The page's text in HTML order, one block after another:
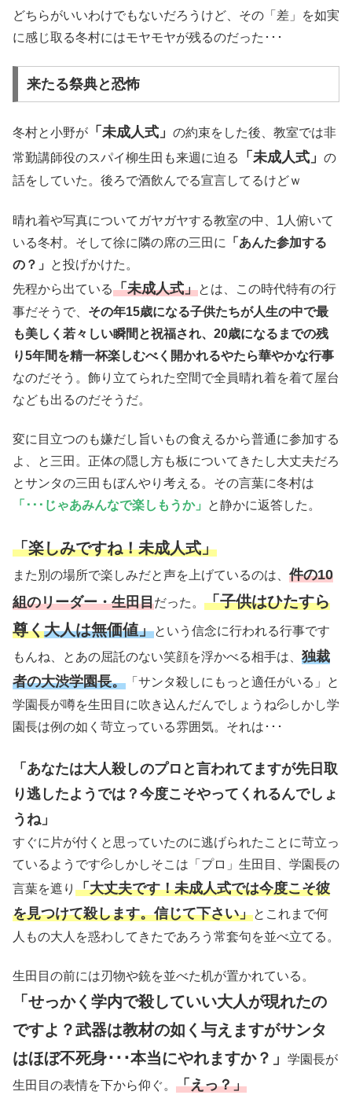
どちらがいいわけでもないだろうけど、その「差」を如実
に感じ取る冬村にはモヤモヤが残るのだった･･･
来たる祭典と恐怖
冬村と小野が 「未成人式」 の約束をした後、教室では非
常勤講師役のスパイ柳生田も来週に迫る
「未成人式」 の
話をしていた。後ろで酒飲んでる宣言してるけどｗ
晴れ着や写真についてガヤガヤする教室の中、1人俯いて
いる冬村。そして徐に隣の席の三田に
「あんた参加する
の？」
と投げかけた。
先程から出ている「未成人式」とは、この時代特有の行
事だそうで、 その年15歳になる子供たちが人生の中で最
も美しく若々しい瞬間と祝福され、20歳になるまでの残
り5年間を精一杯楽しむべく開かれるやたら華やかな行事
なのだそう。飾り立てられた空間で全員晴れ着を着て屋台
なども出るのだそうだ。
変に目立つのも嫌だし旨いもの食えるから普通に参加する
よ、と三田。正体の隠し方も板についてきたし大丈夫だろ
とサンタの三田もぼんやり考える。その言葉に冬村は
「･･･じゃあみんなで楽しもうか」
と静かに返答した。
「楽しみですね！未成人式」
また別の場所で楽しみだと声を上げているのは、 件の10
組のリーダー・生田目だった。 「子供はひたすら
尊く大人は無価値」という信念に行われる行事です
もんね、とあの屈託のない笑顔を浮かべる相手は、 独裁
者の大渋学園長。 「サンタ殺しにもっと適任がいる」と
学園長が噂を生田目に吹き込んだんでしょうね💦しかし学
園長は例の如く苛立っている雰囲気。それは･･･
「あなたは大人殺しのプロと言われてますが先日取
り逃したようでは？今度こそやってくれるんでしょ
うね」
すぐに片が付くと思っていたのに逃げられたことに苛立っ
ているようです💦しかしそこは「プロ」生田目、学園長の
言葉を遮り 「大丈夫です！未成人式では今度こそ彼
を見つけて殺します。信じて下さい」とこれまで何
人もの大人を惑わしてきたであろう常套句を並べ立てる。
生田目の前には刃物や銃を並べた机が置かれている。
「せっかく学内で殺していい大人が現れたの
ですよ？武器は教材の如く与えますがサンタ
はほぼ不死身･･･本当にやれますか？」
学園長が
生田目の表情を下から仰ぐ。 「えっ？」